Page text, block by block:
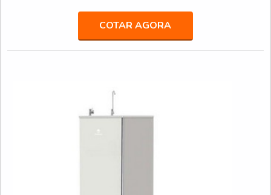
benefício.Quando o quesito é purificador de água preço
acessível, com os colaboradores da Veneza Filtros o cliente
obterá excelente custo-benefício com assessoria técnica
especializada.UM POUCO MAIS SOBRE PURIFICADOR
COTAR AGORA